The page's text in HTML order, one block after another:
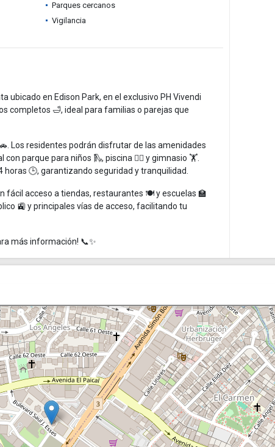
Parques cercanos
Vigilancia
en Edison Park, en el exclusivo PH Vivendi
completos 🛁, ideal para familias o parejas que
Los residentes podrán disfrutar de las amenidades
parque para niños 🛝, piscina 🏊‍♂️ y gimnasio 🏋️.
🕒, garantizando seguridad y tranquilidad.
fácil acceso a tiendas, restaurantes 🍽️ y escuelas 🏫
🚉 y principales vías de acceso, facilitando tu
más información! 📞✨